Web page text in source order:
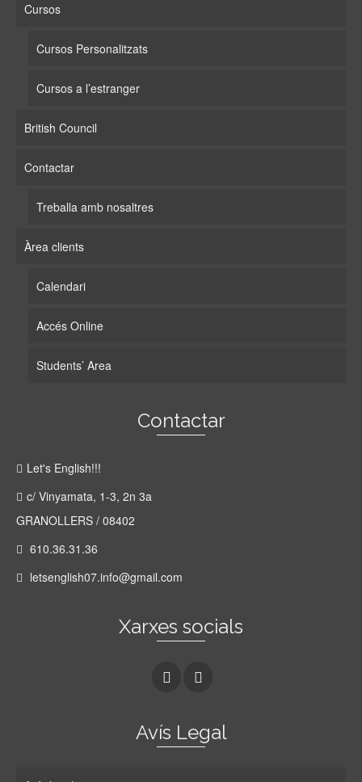
Cursos
Cursos Personalitzats
Cursos a l’estranger
British Council
Contactar
Treballa amb nosaltres
Àrea clients
Calendari
Accés Online
Students’ Area
Contactar
Let's English!!!
c/ Vinyamata, 1-3, 2n 3a
GRANOLLERS / 08402
610.36.31.36
letsenglish07.info@gmail.com
Xarxes socials
Avís Legal